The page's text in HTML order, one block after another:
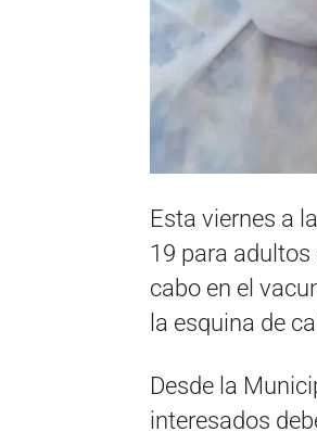
Esta viernes a
19 para adultos
cabo en el
la esquina de
Desde la
interesados